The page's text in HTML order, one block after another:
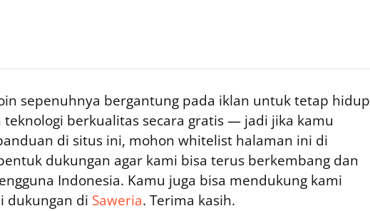
sepenuhnya bergantung pada iklan untuk tetap hidup
berkualitas secara gratis — jadi jika kamu
di situs ini, mohon whitelist halaman ini di
dukungan agar kami bisa terus berkembang dan
Indonesia. Kamu juga bisa mendukung kami
dukungan di Saweria. Terima kasih.